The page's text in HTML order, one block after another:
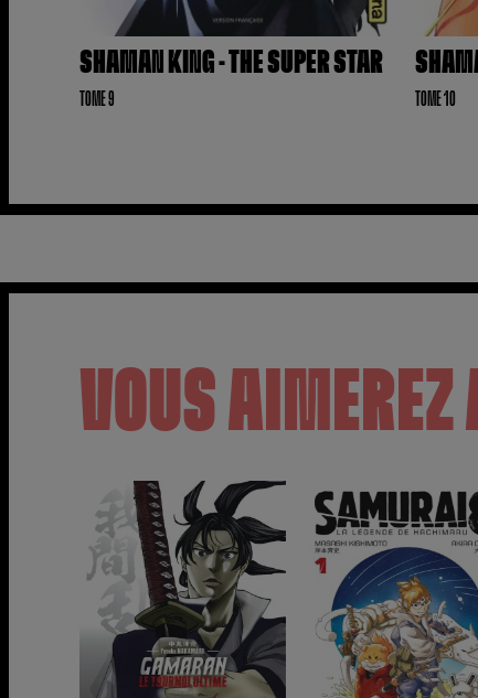
SHAMAN KING - THE SUPER STAR
TOME 9 TOME 10
VOUS AIMEREZ